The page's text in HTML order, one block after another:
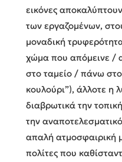
εικόνες
των εργαζομένων,
μοναδική
χώμα που απόμεινε /
στο ταμείο / πάνω
κουλούρι”), άλλοτε η
διαβρωτικά την
την
απαλή ατμοσφαιρική
πολίτες που